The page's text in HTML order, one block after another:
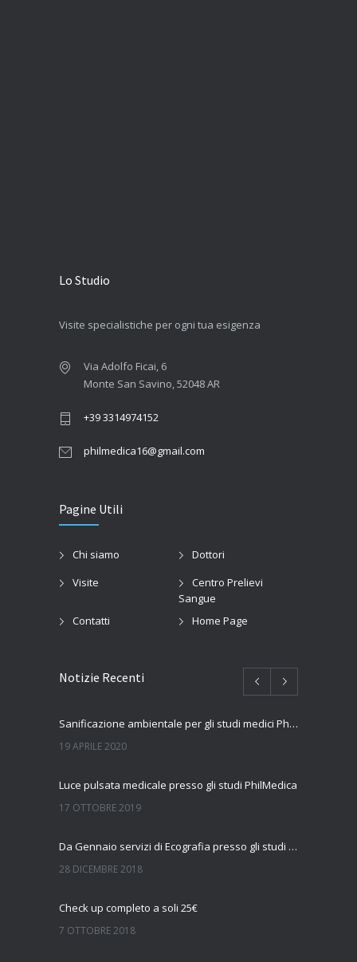
Lo Studio
Visite specialistiche per ogni tua esigenza
Via Adolfo Ficai, 6
Monte San Savino, 52048 AR
+39 3314974152
philmedica16@gmail.com
Pagine Utili
Chi siamo
Dottori
Visite
Centro Prelievi
Sangue
Contatti
Home Page
Notizie Recenti
Sanificazione ambientale per gli studi medici PhilMedica
19 APRILE 2020
Luce pulsata medicale presso gli studi PhilMedica
17 OTTOBRE 2019
Da Gennaio servizi di Ecografia presso gli studi Philmedica
28 DICEMBRE 2018
Check up completo a soli 25€
7 OTTOBRE 2018